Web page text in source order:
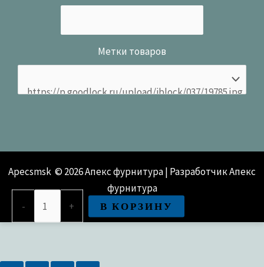
Метки товаров
Apecsmsk © 2026 Апекс фурнитура | Разработчик Апекс
фурнитура
-
+ В КОРЗИНУ